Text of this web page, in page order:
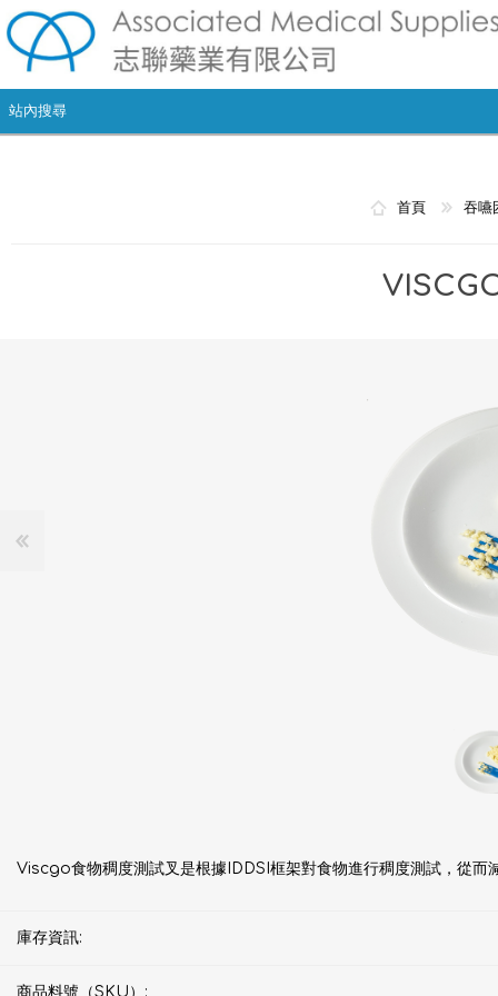
首頁 吞嚥
Viscgo食物稠度測試叉是根據IDDSI框架對食物進行稠度測試，從而
庫存資訊:
商品料號（SKU）: